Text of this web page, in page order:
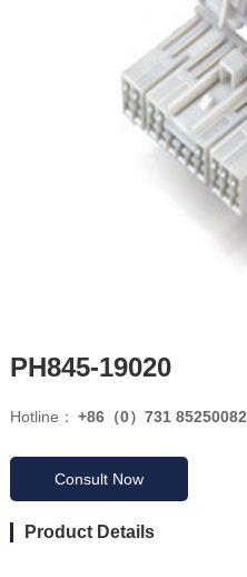
PH845-19020
Hotline： +86（0）731 85250082
Consult Now
Product Details